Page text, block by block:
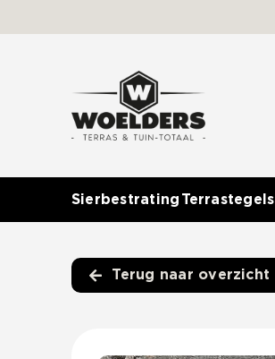
naar
Sierbestrating Terrastegels
Terug naar overzicht